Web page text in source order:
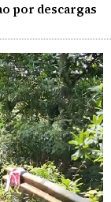
por descargas